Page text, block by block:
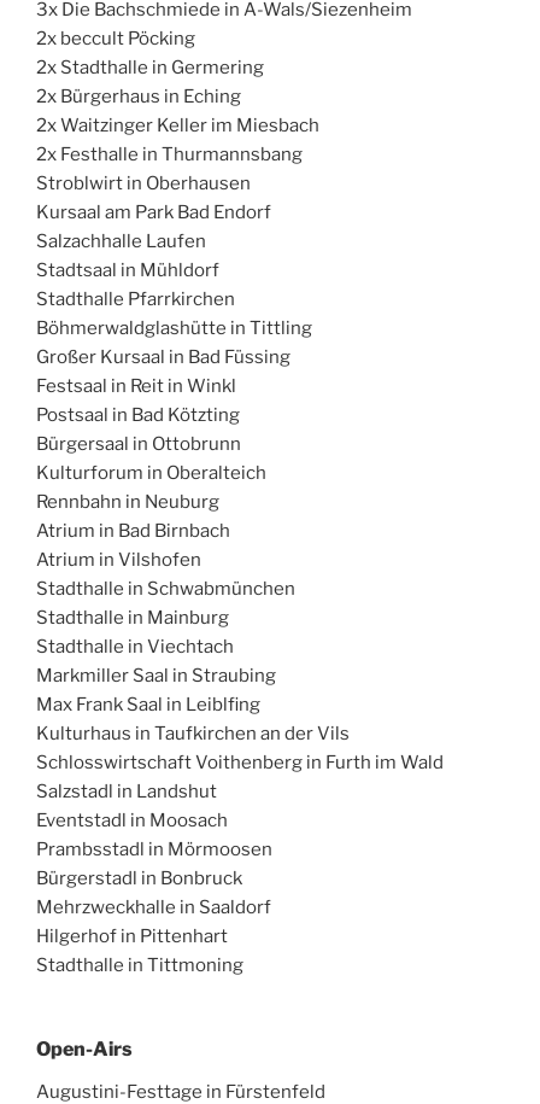
3x Die Bachschmiede in A-Wals/Siezenheim
2x beccult Pöcking
2x Stadthalle in Germering
2x Bürgerhaus in Eching
2x Waitzinger Keller im Miesbach
2x Festhalle in Thurmannsbang
Stroblwirt in Oberhausen
Kursaal am Park Bad Endorf
Salzachhalle Laufen
Stadtsaal in Mühldorf
Stadthalle Pfarrkirchen
Böhmerwaldglashütte in Tittling
Großer Kursaal in Bad Füssing
Festsaal in Reit in Winkl
Postsaal in Bad Kötzting
Bürgersaal in Ottobrunn
Kulturforum in Oberalteich
Rennbahn in Neuburg
Atrium in Bad Birnbach
Atrium in Vilshofen
Stadthalle in Schwabmünchen
Stadthalle in Mainburg
Stadthalle in Viechtach
Markmiller Saal in Straubing
Max Frank Saal in Leiblfing
Kulturhaus in Taufkirchen an der Vils
Schlosswirtschaft Voithenberg in Furth im Wald
Salzstadl in Landshut
Eventstadl in Moosach
Prambsstadl in Mörmoosen
Bürgerstadl in Bonbruck
Mehrzweckhalle in Saaldorf
Hilgerhof in Pittenhart
Stadthalle in Tittmoning
Open-Airs
Augustini-Festtage in Fürstenfeld